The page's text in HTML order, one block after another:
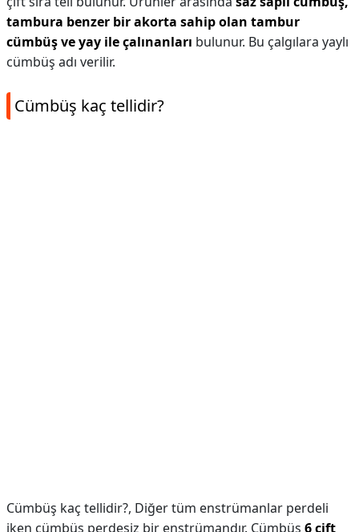
tambura benzer bir akorta sahip olan tambur
cümbüş ve yay ile çalınanları bulunur. Bu çalgılara yaylı
cümbüş adı verilir.
Cümbüş kaç tellidir?
Cümbüş kaç tellidir?, Diğer tüm enstrümanlar perdeli
iken cümbüş perdesiz bir enstrümandır. Cümbüş 6 çift